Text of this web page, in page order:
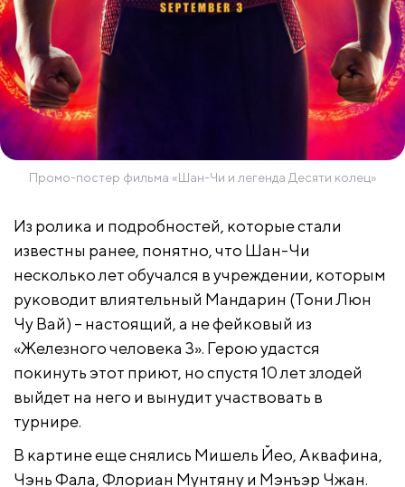
Промо-постер фильма «Шан-Чи и легенда Десяти колец»
Из ролика и подробностей, которые стали
известны ранее, понятно, что Шан-Чи
несколько лет обучался в учреждении, которым
руководит влиятельный Мандарин (Тони Люн
Чу Вай) – настоящий, а не фейковый из
«Железного человека 3». Герою удастся
покинуть этот приют, но спустя 10 лет злодей
выйдет на него и вынудит участвовать в
турнире.
В картине еще снялись Мишель Йео, Аквафина,
Чэнь Фала, Флориан Мунтяну и Мэнъэр Чжан.